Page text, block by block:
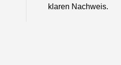
klaren Nachweis.